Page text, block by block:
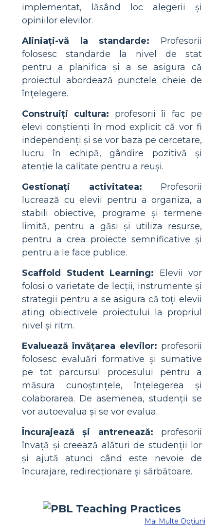
implementat, lăsând loc alegerii și
opiniilor elevilor.
Aliniați-vă la standarde: Profesorii
folosesc standarde la nivel de stat
pentru a planifica și a se asigura că
proiectul abordează punctele cheie de
înțelegere.
Construiți cultura: profesorii îi fac pe
elevi conștienți în mod explicit că vor fi
independenți și se vor baza pe cercetare,
lucru în echipă, gândire pozitivă și
atenție la calitate pentru a reuși.
Gestionați activitatea: Profesorii
lucrează cu elevii pentru a organiza, a
stabili obiective, programe și termene
limită, pentru a găsi și utiliza resurse,
pentru a crea proiecte semnificative și
pentru a le face publice.
Scaffold Student Learning: Elevii vor
folosi o varietate de lecții, instrumente și
strategii pentru a se asigura că toți elevii
ating obiectivele proiectului la propriul
nivel și ritm.
Evaluează învățarea elevilor: profesorii
folosesc evaluări formative și sumative
pe tot parcursul procesului pentru a
măsura cunoștințele, înțelegerea și
colaborarea. De asemenea, studenții se
vor autoevalua și se vor evalua.
Încurajează și antrenează: profesorii
învață și creează alături de studenții lor
și ajută atunci când este nevoie de
încurajare, redirecționare și sărbătoare.
Mai Multe Opțiuni